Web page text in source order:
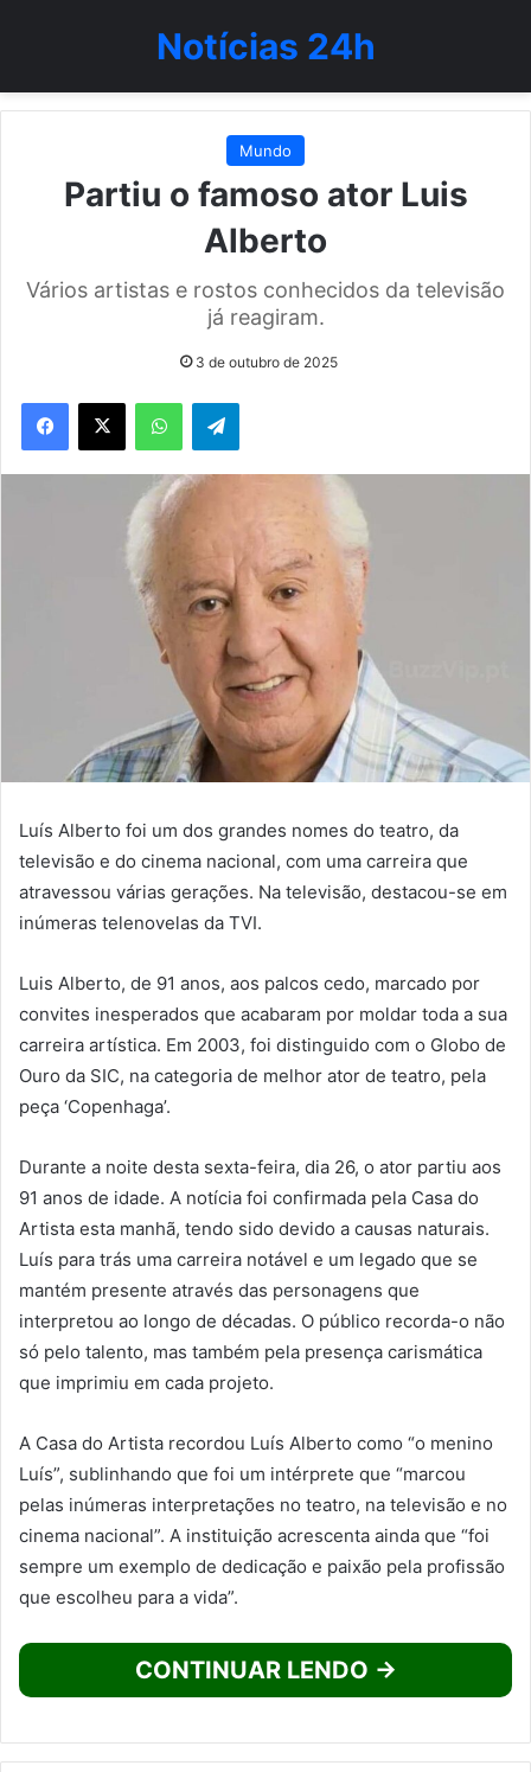
Notícias 24h
Mundo
Partiu o famoso ator Luis
Alberto
Vários artistas e rostos conhecidos da televisão
já reagiram.
3 de outubro de 2025
WhatsAppTelegram
Luís Alberto foi um dos grandes nomes do teatro, da
televisão e do cinema nacional, com uma carreira que
atravessou várias gerações. Na televisão, destacou-se em
inúmeras telenovelas da TVI.
Luis Alberto, de 91 anos, aos palcos cedo, marcado por
convites inesperados que acabaram por moldar toda a sua
carreira artística. Em 2003, foi distinguido com o Globo de
Ouro da SIC, na categoria de melhor ator de teatro, pela
peça ‘Copenhaga’.
Durante a noite desta sexta-feira, dia 26, o ator partiu aos
91 anos de idade. A notícia foi confirmada pela Casa do
Artista esta manhã, tendo sido devido a causas naturais.
Luís para trás uma carreira notável e um legado que se
mantém presente através das personagens que
interpretou ao longo de décadas. O público recorda-o não
só pelo talento, mas também pela presença carismática
que imprimiu em cada projeto.
A Casa do Artista recordou Luís Alberto como “o menino
Luís”, sublinhando que foi um intérprete que “marcou
pelas inúmeras interpretações no teatro, na televisão e no
cinema nacional”. A instituição acrescenta ainda que “foi
sempre um exemplo de dedicação e paixão pela profissão
que escolheu para a vida”.
CONTINUAR LENDO →